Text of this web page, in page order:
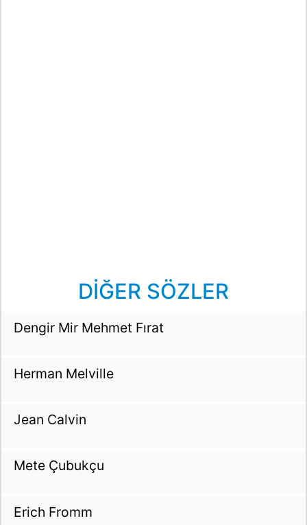
DİĞER SÖZLER
Dengir Mir Mehmet Fırat
Herman Melville
Jean Calvin
Mete Çubukçu
Erich Fromm